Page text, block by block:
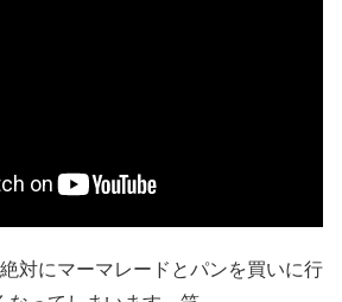
にマーマレードとパンを買いに行